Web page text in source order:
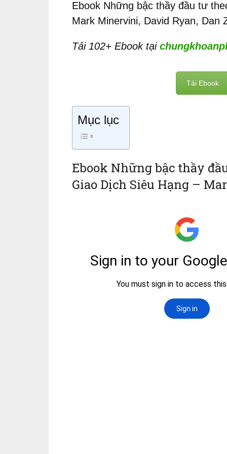
Ebook Những bậc thầy đầu tư
Mark Minervini, David Ryan, Dan
Tải 102+ Ebook tại
Tải Ebook
Mục lục
Ebook Những bậc thầy
Giao Dịch Siêu Hạng –